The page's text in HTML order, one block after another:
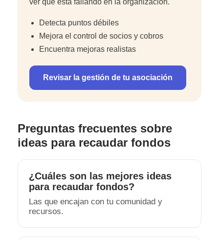
ver qué está fallando en la organización.
Detecta puntos débiles
Mejora el control de socios y cobros
Encuentra mejoras realistas
Revisar la gestión de tu asociación
Preguntas frecuentes sobre
ideas para recaudar fondos
¿Cuáles son las mejores ideas
para recaudar fondos?
Las que encajan con tu comunidad y
recursos.